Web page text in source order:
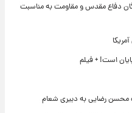
دفاع مقدس و مقاومت به مناسبت
است! + فیلم
محسن رضایی به دبیری شعام